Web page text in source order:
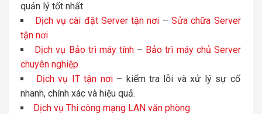
quản lý tốt nhất
Dịch vụ cài đặt Server tận nơi –Sửa chữa Server
tận nơi
Dịch vụ Bảo trì máy tính – Bảo trì máy chủ Server
chuyên nghiệp
Dịch vụ IT tận nơi – kiểm tra lỗi và xử lý sự cố
nhanh, chính xác và hiệu quả.
Dịch vụ Thi công mạng LAN văn phòng